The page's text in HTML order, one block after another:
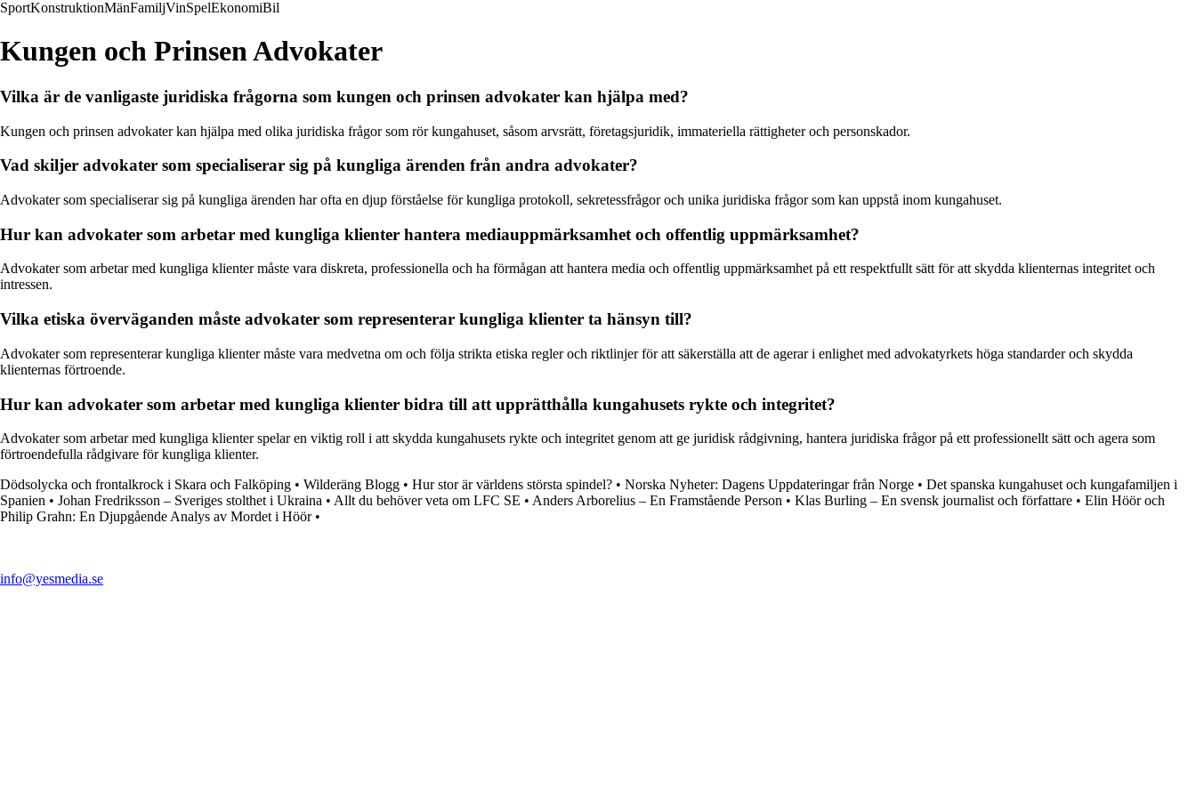
SportKonstruktionMänFamiljVinSpelEkonomiBil
Kungen och Prinsen Advokater
Vilka är de vanligaste juridiska frågorna som kungen och prinsen advokater kan hjälpa med?
Kungen och prinsen advokater kan hjälpa med olika juridiska frågor som rör kungahuset, såsom arvsrätt, företagsjuridik, immateriella rättigheter och personskador.
Vad skiljer advokater som specialiserar sig på kungliga ärenden från andra advokater?
Advokater som specialiserar sig på kungliga ärenden har ofta en djup förståelse för kungliga protokoll, sekretessfrågor och unika juridiska frågor som kan uppstå inom kungahuset.
Hur kan advokater som arbetar med kungliga klienter hantera mediauppmärksamhet och offentlig uppmärksamhet?
Advokater som arbetar med kungliga klienter måste vara diskreta, professionella och ha förmågan att hantera media och offentlig uppmärksamhet på ett respektfullt sätt för att skydda klienternas integritet och
intressen.
Vilka etiska överväganden måste advokater som representerar kungliga klienter ta hänsyn till?
Advokater som representerar kungliga klienter måste vara medvetna om och följa strikta etiska regler och riktlinjer för att säkerställa att de agerar i enlighet med advokatyrkets höga standarder och skydda
klienternas förtroende.
Hur kan advokater som arbetar med kungliga klienter bidra till att upprätthålla kungahusets rykte och integritet?
Advokater som arbetar med kungliga klienter spelar en viktig roll i att skydda kungahusets rykte och integritet genom att ge juridisk rådgivning, hantera juridiska frågor på ett professionellt sätt och agera som
förtroendefulla rådgivare för kungliga klienter.
Dödsolycka och frontalkrock i Skara och Falköping • Wilderäng Blogg • Hur stor är världens största spindel? • Norska Nyheter: Dagens Uppdateringar från Norge • Det spanska kungahuset och kungafamiljen i
Spanien • Johan Fredriksson – Sveriges stolthet i Ukraina • Allt du behöver veta om LFC SE • Anders Arborelius – En Framstående Person • Klas Burling – En svensk journalist och författare • Elin Höör och
Philip Grahn: En Djupgående Analys av Mordet i Höör•
info@yesmedia.se